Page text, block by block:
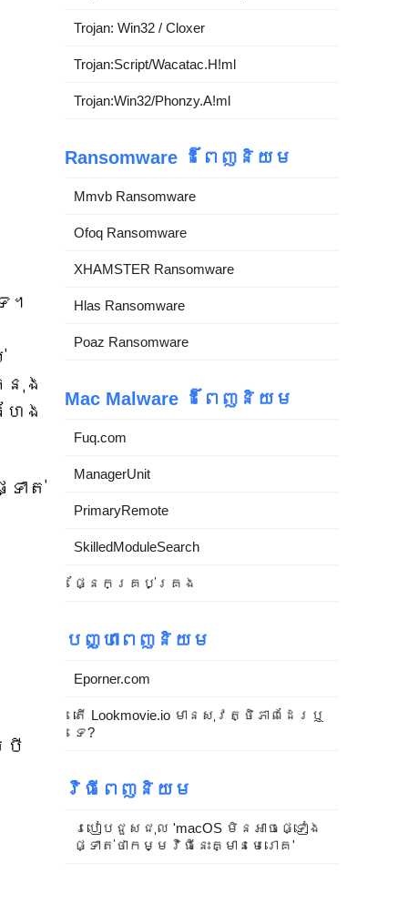
។
នុង
ែង
ទាត់
បី
Trojan: Win32 / Cloxer
Trojan:Script/Wacatac.H!ml
Trojan:Win32/Phonzy.A!ml
Ransomware ដ៏ពេញនិយម
Mmvb Ransomware
Ofoq Ransomware
XHAMSTER Ransomware
Hlas Ransomware
Poaz Ransomware
Mac Malware ដ៏ពេញនិយម
Fuq.com
ManagerUnit
PrimaryRemote
SkilledModuleSearch
ផ្នែកគ្រប់គ្រង
បញ្ហាពេញនិយម
Eporner.com
តើ Lookmovie.io មានសុវត្ថិភាពដែរឬ
ទេ?
វិធីពេញនិយម
របៀបជួសជុល 'macOS មិនអាចផ្ទៀង
ផ្ទាត់ថាកម្មវិធីនេះគ្មានមេរោគ'